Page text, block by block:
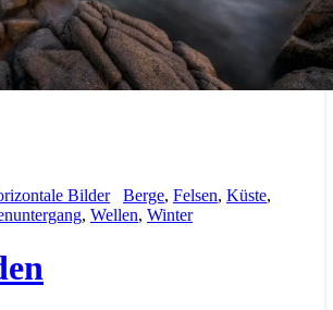
Bilder Berge, Felsen, Küste,
, Wellen, Winter